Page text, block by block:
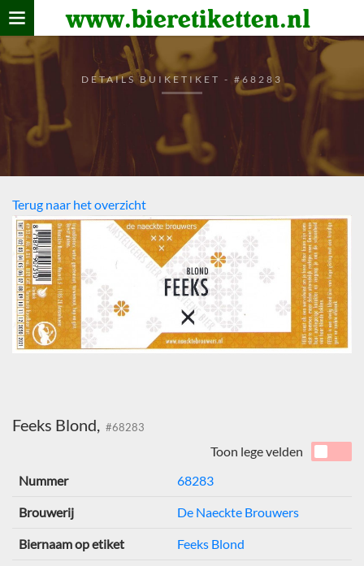
www.bieretiketten.nl
Home
verzamelen
De bierkaart
Bezoekers
DETAILS BUIKETIKET - #68283
Terug naar het overzicht
Feeks Blond, #68283
Toon lege velden
Nummer
68283
Brouwerij De Naeckte Brouwers
Biernaam op etiket Feeks Blond